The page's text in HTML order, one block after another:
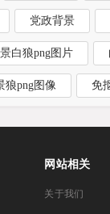
党政背景
白狼png图片
狼png图像 免
网站相关
关于我们